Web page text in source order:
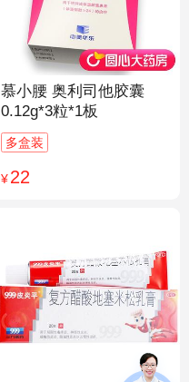
慕小腰 奥利司他胶囊
0.12g*3粒*1板
多盒装
¥22